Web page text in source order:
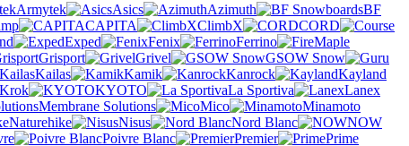
Armytek Asics Azimuth
BF
CAPITA ClimbX
CORD
Exped Fenix
Ferrino
Grisport Grivel
GSOW Snow
Kailas Kamik Kanrock
Kayland
Krok KYOTO La Sportiva
Lanex
Membrane Solutions Mico
Minamoto
Naturehike Nisus Nord Blanc
NOW
Poivre Blanc Premier
Prime